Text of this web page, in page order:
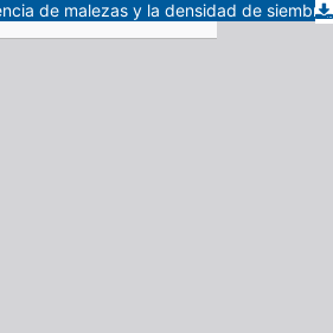
Efecto de la competencia de malezas y la densidad de siembra sobre dos cultivares de sorgo granífero (Sorghum bicor)